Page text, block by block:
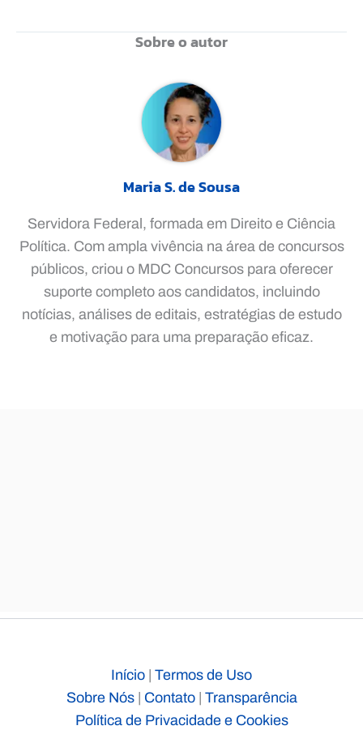
Sobre o autor
Maria S. de Sousa
Servidora Federal, formada em Direito e Ciência
Política. Com ampla vivência na área de concursos
públicos, criou o MDC Concursos para oferecer
suporte completo aos candidatos, incluindo
notícias, análises de editais, estratégias de estudo
e motivação para uma preparação eficaz.
Início | Termos de Uso
Sobre Nós| Contato| Transparência
Política de Privacidade e Cookies